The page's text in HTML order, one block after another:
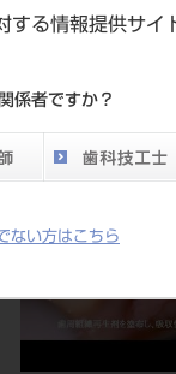
する情報提供サイ
係者ですか？
ない方はこちら